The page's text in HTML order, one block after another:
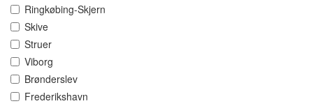
Ringkøbing-Skjern
Skive
Struer
Viborg
Brønderslev
Frederikshavn